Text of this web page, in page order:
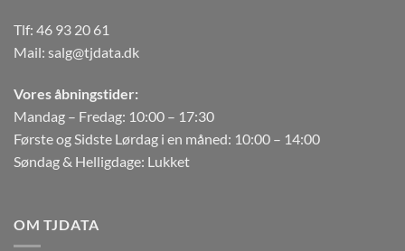
Tlf: 46 93 20 61
Mail: salg@tjdata.dk
Vores åbningstider:
Mandag – Fredag: 10:00 – 17:30
Første og Sidste Lørdag i en måned: 10:00 – 14:00
Søndag & Helligdage: Lukket
OM TJDATA